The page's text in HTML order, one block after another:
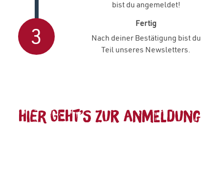
bist du angemeldet!
3
Fertig
Nach deiner Bestätigung bist du
Teil unseres Newsletters.
Hier geht’s zur Anmeldung